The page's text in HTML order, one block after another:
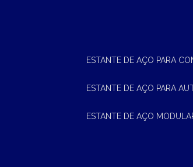
ESTANTE DE AÇO PARA
ESTANTE DE AÇO PARA
ESTANTE DE AÇO